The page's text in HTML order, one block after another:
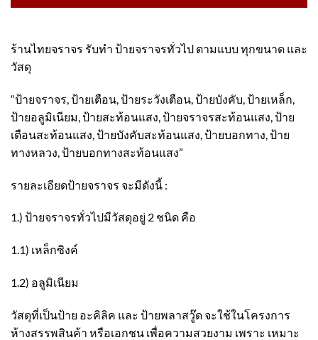
ร้านไทยจราจร รับทำ ป้ายจราจรทั่วไป ตามแบบ ทุกขนาด และ
วัสดุ
“ป้ายจราจร, ป้ายเตือน, ป้ายระวังเตือน, ป้ายบังคับ, ป้ายเหล็ก,
ป้ายอลูมิเนียม, ป้ายสะท้อนแสง, ป้ายจราจรสะท้อนแสง, ป้าย
เตือนสะท้อนแสง, ป้ายบังคับสะท้อนแสง, ป้ายบอกทาง, ป้าย
ทางหลวง, ป้ายบอกทางสะท้อนแสง”
รายละเอียดป้ายจราจร จะมีดังนี้ :
1.) ป้ายจราจรทั่วไปมีวัสดุอยู่ 2 ชนิด คือ
1.1) เหล็กซิงค์
1.2) อลูมิเนียม
วัสดุที่เป็นป้าย อะคิลิค และ ป้ายพลาสวู๊ด จะใช้ในโครงการ
ห้างสรรพสินค้า หรือเอกชน เพื่อความสวยงาม เพราะ เหมาะ